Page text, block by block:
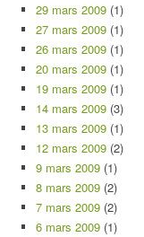
29 mars 2009 (1)
27 mars 2009 (1)
26 mars 2009 (1)
20 mars 2009 (1)
19 mars 2009 (1)
14 mars 2009 (3)
13 mars 2009 (1)
12 mars 2009 (2)
9 mars 2009 (1)
8 mars 2009 (2)
7 mars 2009 (2)
6 mars 2009 (1)